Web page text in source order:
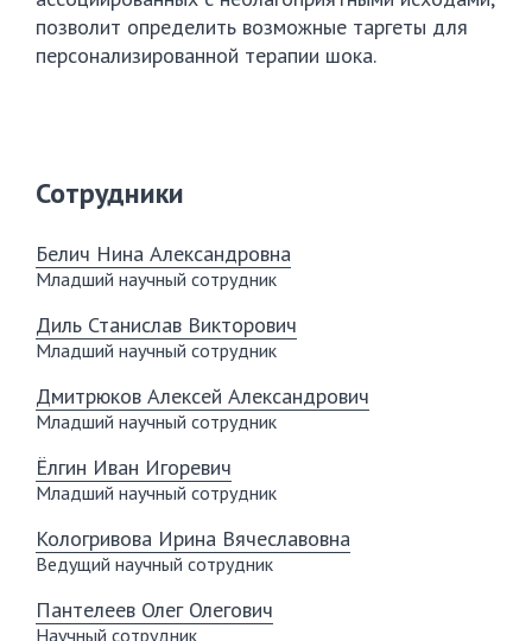
позволит определить возможные таргеты для
персонализированной терапии шока.
Сотрудники
Белич Нина Александровна
Младший научный сотрудник
Диль Станислав Викторович
Младший научный сотрудник
Дмитрюков Алексей Александрович
Младший научный сотрудник
Ёлгин Иван Игоревич
Младший научный сотрудник
Кологривова Ирина Вячеславовна
Ведущий научный сотрудник
Пантелеев Олег Олегович
Научный сотрудник